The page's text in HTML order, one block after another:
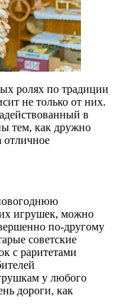
ролях по традиции
не только от них.
в
тем, как дружно
отличное
игрушек, можно
по-другому
советские
с раритетами
у любого
дороги, как